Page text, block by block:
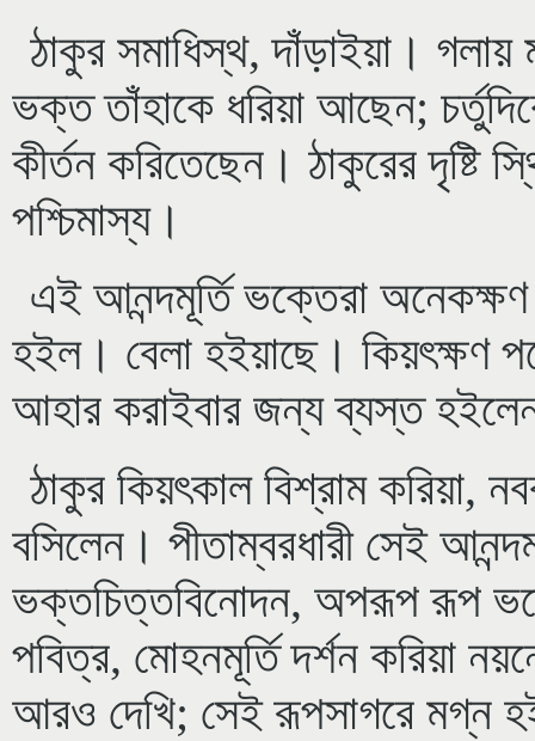
ঠাকুর সমাধিস্থ, দাঁড়াইয়া। গলায়
ভক্ত তাঁহাকে ধরিয়া আছেন;
কীর্তন করিতেছেন। ঠাকুরের দৃষ্টি
পশ্চিমাস্য।
এই আনন্দমূর্তি ভক্তেরা অনেকক্ষণ
হইল। বেলা হইয়াছে। কিয়ৎক্ষণ
আহার করাইবার জন্য ব্যস্ত
ঠাকুর কিয়ৎকাল বিশ্রাম করিয়া,
বসিলেন। পীতাম্বরধারী সেই
ভক্তচিত্তবিনোদন, অপরূপ রূপ
পবিত্র, মোহনমূর্তি দর্শন করিয়া
আরও দেখি; সেই রূপসাগরে মগ্ন